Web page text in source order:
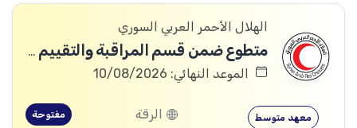
الهلال الأحمر العربي السوري
متطوع ضمن قسم المراقبة والتقييم والتعلم (MEAL)
الموعد النهائي: 10/08/2026
معهد متوسط الرقة مفتوحة